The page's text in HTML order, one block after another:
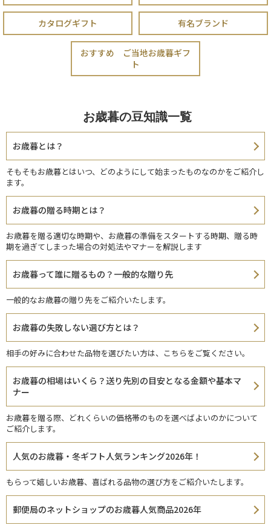
カタログギフト 有名ブランド
おすすめ ご当地お歳暮ギフ
ト
お歳暮の豆知識一覧
お歳暮とは？
そもそもお歳暮とはいつ、どのようにして始まったものなのかをご紹介し
ます。
お歳暮の贈る時期とは？
お歳暮を贈る適切な時期や、お歳暮の準備をスタートする時期、贈る時
期を過ぎてしまった場合の対処法やマナーを解説します
お歳暮って誰に贈るもの？一般的な贈り先
一般的なお歳暮の贈り先をご紹介いたします。
お歳暮の失敗しない選び方とは？
相手の好みに合わせた品物を選びたい方は、こちらをご覧ください。
お歳暮の相場はいくら？送り先別の目安となる金額や基本マ
ナー
お歳暮を贈る際、どれくらいの価格帯のものを選べばよいのかについて
ご紹介します。
人気のお歳暮・冬ギフト人気ランキング2026年！
もらって嬉しいお歳暮、喜ばれる品物の選び方をご紹介いたします。
郵便局のネットショップのお歳暮人気商品2026年